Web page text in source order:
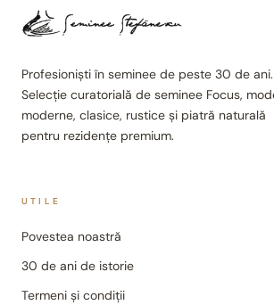
Profesioniști în seminee de peste 30 de ani.
Selecție curatorială de seminee Focus,
moderne, clasice, rustice și piatră naturală
pentru rezidențe premium.
UTILE
Povestea noastră
30 de ani de istorie
Termeni și condiții